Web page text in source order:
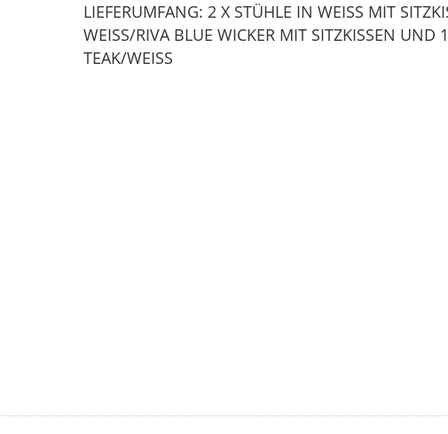
LIEFERUMFANG: 2 X STÜHLE IN WEISS MIT
EISS/RIVA BLUE WICKER MIT SITZKISSEN UND 1 X
AK/WEISS